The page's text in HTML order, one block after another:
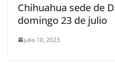
Chihuahua sede de
domingo 23 de julio
julio 10, 2023